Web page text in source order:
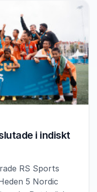
i indiskt
RS Sports
5 Nordic